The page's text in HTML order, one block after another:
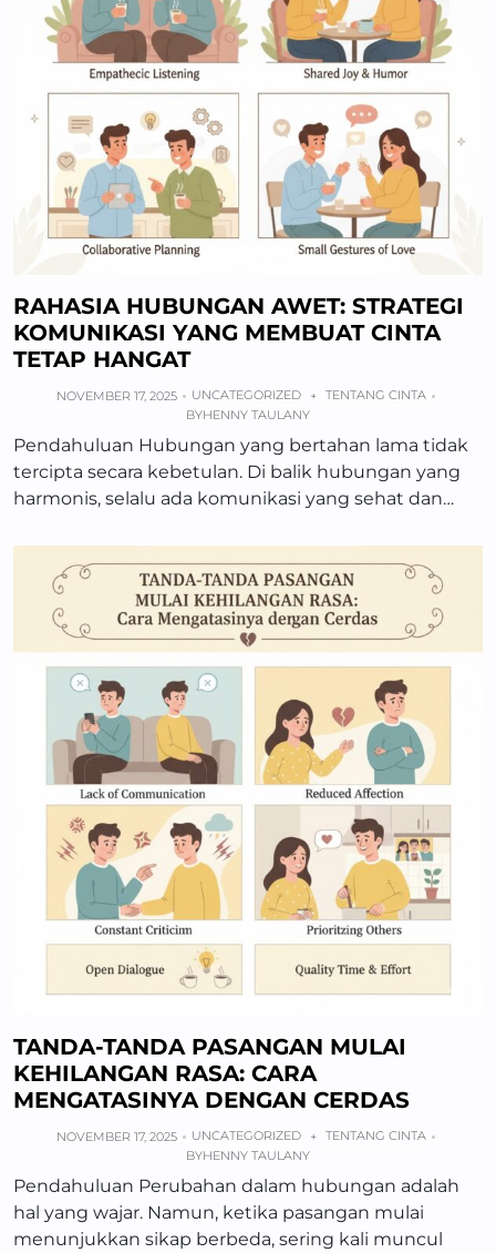
RAHASIA HUBUNGAN AWET: STRATEGI
KOMUNIKASI YANG MEMBUAT CINTA
TETAP HANGAT
NOVEMBER 17, 2025 UNCATEGORIZED +
TENTANG CINTA
BYHENNY TAULANY
Pendahuluan Hubungan yang bertahan lama tidak
tercipta secara kebetulan. Di balik hubungan yang
harmonis, selalu ada komunikasi yang sehat dan…
TANDA-TANDA PASANGAN MULAI
KEHILANGAN RASA: CARA
MENGATASINYA DENGAN CERDAS
NOVEMBER 17, 2025 UNCATEGORIZED +
TENTANG CINTA
BYHENNY TAULANY
Pendahuluan Perubahan dalam hubungan adalah
hal yang wajar. Namun, ketika pasangan mulai
menunjukkan sikap berbeda, sering kali muncul